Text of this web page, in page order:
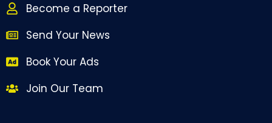
Become a Reporter
Send Your News
Book Your Ads
Join Our Team